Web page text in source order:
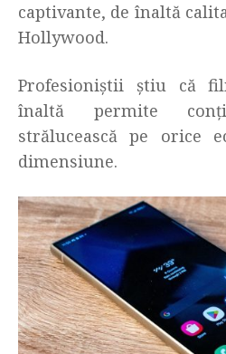
captivante, de înaltă
Hollywood.
Profesioniștii știu că
înaltă permite
strălucească pe orice
dimensiune.